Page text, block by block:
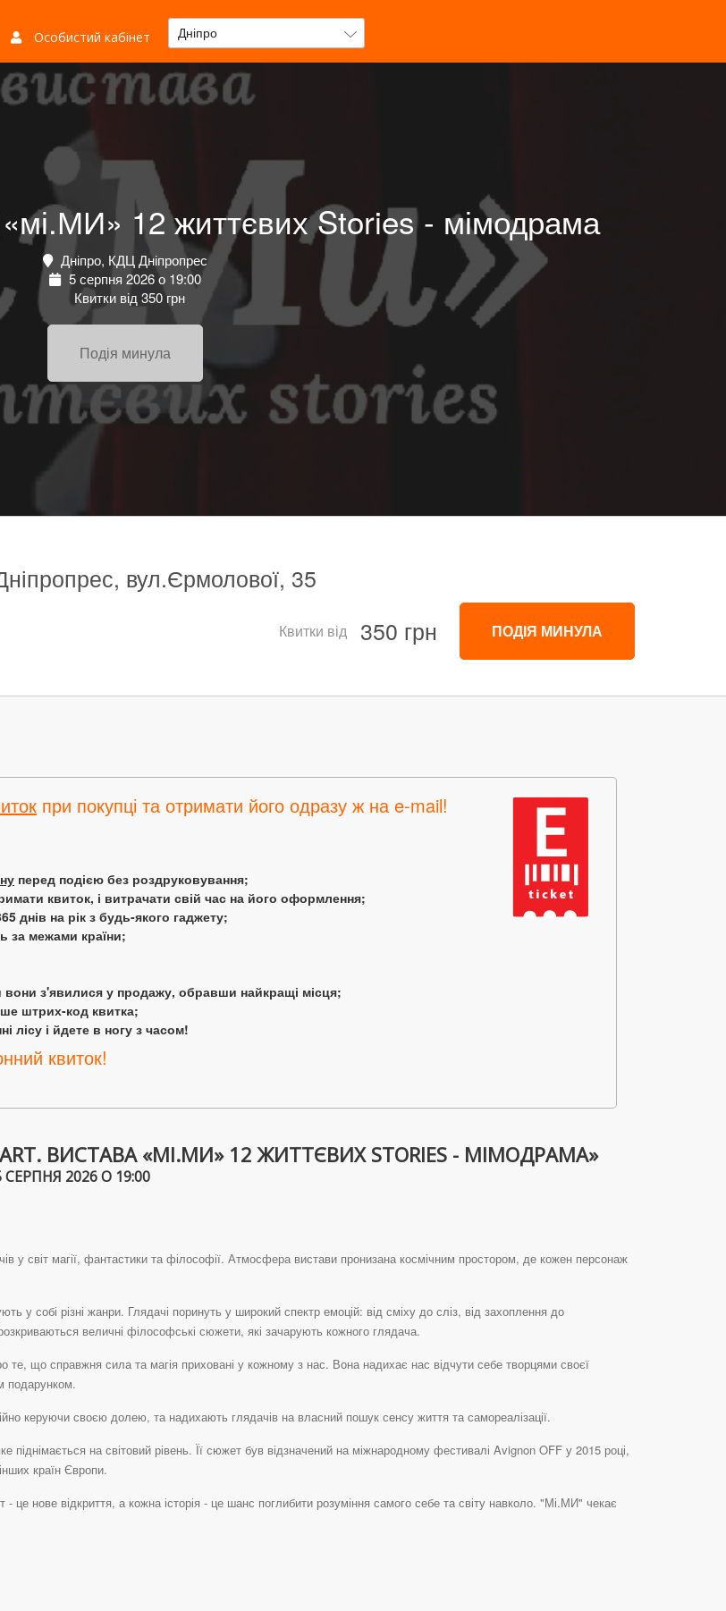
Особистий кабінет Дніпро
12 життєвих Stories - мімодрама
Дніпро, КДЦ Дніпропрес
5 серпня 2026 о 19:00
Квитки від 350 грн
Подія минула
вул.Єрмолової, 35
Квитки від 350 грн ПОДІЯ МИНУЛА
при покупці та отримати його одразу ж на e-mail!
перед подією без роздруковування;
квиток, і витрачати свій час на його оформлення;
днів на рік з будь-якого гаджету;
за межами країни;
вони з'явилися у продажу, обравши найкращі місця;
штрих-код квитка;
лісу і йдете в ногу з часом!
квиток!
ВИСТАВА «МІ.МИ» 12 ЖИТТЄВИХ STORIES - МІМОДРАМА»
2026 О 19:00
світ магії, фантастики та філософії. Атмосфера вистави пронизана космічним простором, де кожен персонаж
у собі різні жанри. Глядачі поринуть у широкий спектр емоцій: від сміху до сліз, від захоплення до
величні філософські сюжети, які зачарують кожного глядача.
що справжня сила та магія приховані у кожному з нас. Вона надихає нас відчути себе творцями своєї
подарунком.
керуючи своєю долею, та надихають глядачів на власний пошук сенсу життя та самореалізації.
на світовий рівень. Її сюжет був відзначений на міжнародному фестивалі Avignon OFF у 2015 році,
країн Європи.
це нове відкриття, а кожна історія - це шанс поглибити розуміння самого себе та світу навколо. "Мі.МИ" чекає